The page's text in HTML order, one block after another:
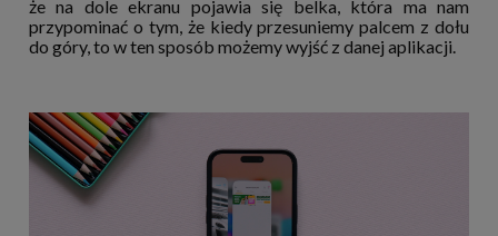
że na dole ekranu pojawia się belka, która ma nam
przypominać o tym, że kiedy przesuniemy palcem z dołu
do góry, to w ten sposób możemy wyjść z danej aplikacji.